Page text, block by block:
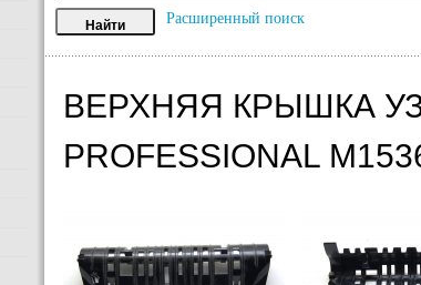
Расширенный поиск
ВЕРХНЯЯ КРЫШКА
PROFESSIONAL